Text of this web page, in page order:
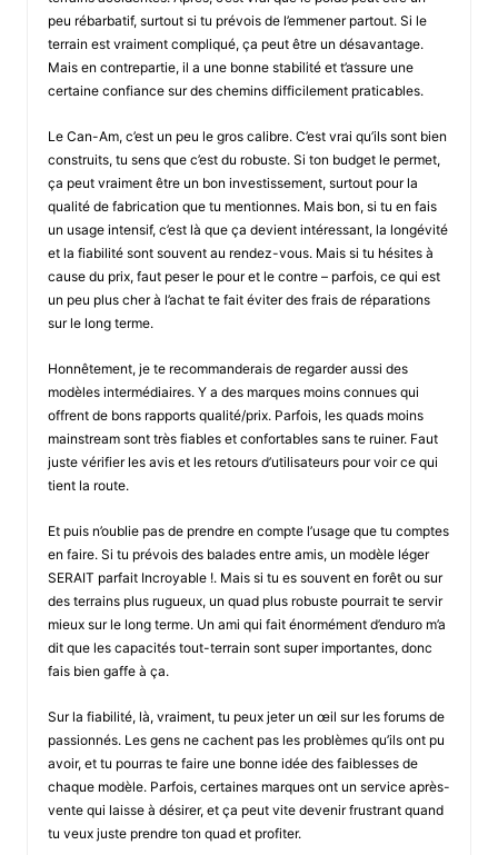
peu rébarbatif, surtout si tu prévois de l’emmener partout. Si le
terrain est vraiment compliqué, ça peut être un désavantage.
Mais en contrepartie, il a une bonne stabilité et t’assure une
certaine confiance sur des chemins difficilement praticables.
Le Can-Am, c’est un peu le gros calibre. C’est vrai qu’ils sont bien
construits, tu sens que c’est du robuste. Si ton budget le permet,
ça peut vraiment être un bon investissement, surtout pour la
qualité de fabrication que tu mentionnes. Mais bon, si tu en fais
un usage intensif, c’est là que ça devient intéressant, la longévité
et la fiabilité sont souvent au rendez-vous. Mais si tu hésites à
cause du prix, faut peser le pour et le contre – parfois, ce qui est
un peu plus cher à l’achat te fait éviter des frais de réparations
sur le long terme.
Honnêtement, je te recommanderais de regarder aussi des
modèles intermédiaires. Y a des marques moins connues qui
offrent de bons rapports qualité/prix. Parfois, les quads moins
mainstream sont très fiables et confortables sans te ruiner. Faut
juste vérifier les avis et les retours d’utilisateurs pour voir ce qui
tient la route.
Et puis n’oublie pas de prendre en compte l’usage que tu comptes
en faire. Si tu prévois des balades entre amis, un modèle léger
SERAIT parfait Incroyable !. Mais si tu es souvent en forêt ou sur
des terrains plus rugueux, un quad plus robuste pourrait te servir
mieux sur le long terme. Un ami qui fait énormément d’enduro m’a
dit que les capacités tout-terrain sont super importantes, donc
fais bien gaffe à ça.
Sur la fiabilité, là, vraiment, tu peux jeter un œil sur les forums de
passionnés. Les gens ne cachent pas les problèmes qu’ils ont pu
avoir, et tu pourras te faire une bonne idée des faiblesses de
chaque modèle. Parfois, certaines marques ont un service après-
vente qui laisse à désirer, et ça peut vite devenir frustrant quand
tu veux juste prendre ton quad et profiter.